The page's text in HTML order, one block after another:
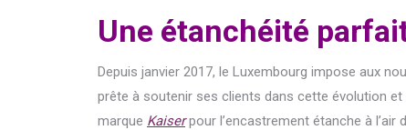
Une étanchéité
Depuis janvier 2017, le Luxembourg impose aux
prête à soutenir ses clients dans cette évolution
marque Kaiserpour l’encastrement étanche à l’air